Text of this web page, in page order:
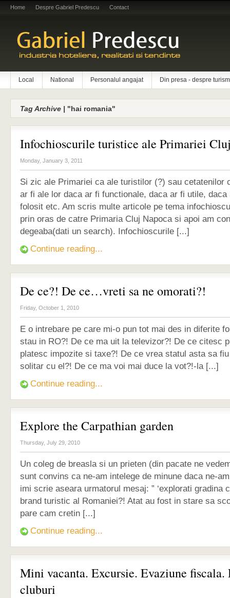
Home Despre Gabriel Predescu Contact
Local National Personalul angajat Din presa - despre turism
Tag Archive | "hai romania"
Infochioscurile turistice ale Primariei
Monday, January 3, 2011
Si zic ale Primariei ca ale turistilor (?) sau
ar fi ale lor daca ar fi functionale, daca ar fi utile, daca
folosit etc. Am scris multe articole pe tema
prin oras de catre Primaria Cluj Napoca si apoi am
degeaba(dati un search). Infochioscurile [...]
Continue reading...
De ce?! De ce…vreti sa ne omorati?!
Friday, October 1, 2010
E o intrebare pe care mi-o pun tot mai des in diferite
stau in RO?! De ce ma uit la televizor?! De ce citesc
platesc impozite si taxe?! De ce vrea statul asta sa
solitar cu el?! De ce ma voi mai duce la vot?!-la [...]
Continue reading...
Explore the Carpathian garden
Thursday, July 29, 2010
Un coleg de breasla si un prieten (din pacate ne
sunt convins ca ne-am intelege de minune daca ne-
imi scrie aseara urmatorul mesaj: ” ‘explorati gradina
brand turistic al Romaniei?! Atat au fost in stare sa
pare cam cretin [...]
Continue reading...
Mini vacanta. Excursie. Evaziune fiscala.
cluburi